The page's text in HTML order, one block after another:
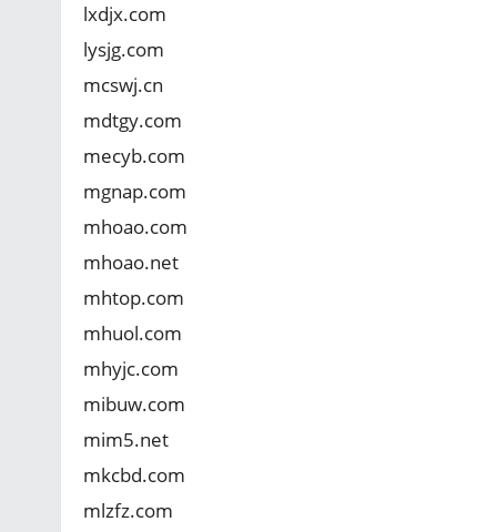
lxdjx.com
lysjg.com
mcswj.cn
mdtgy.com
mecyb.com
mgnap.com
mhoao.com
mhoao.net
mhtop.com
mhuol.com
mhyjc.com
mibuw.com
mim5.net
mkcbd.com
mlzfz.com